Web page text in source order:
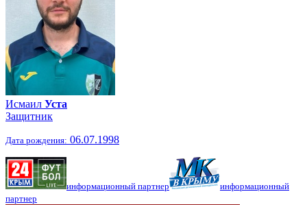
Исмаил Уста
Защитник
Дата рождения: 06.07.1998
информационный партнер
информационный
партнер